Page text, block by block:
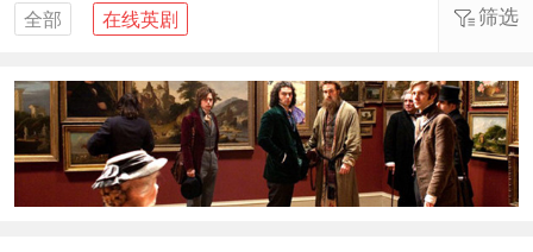
全部 在线英剧 筛选